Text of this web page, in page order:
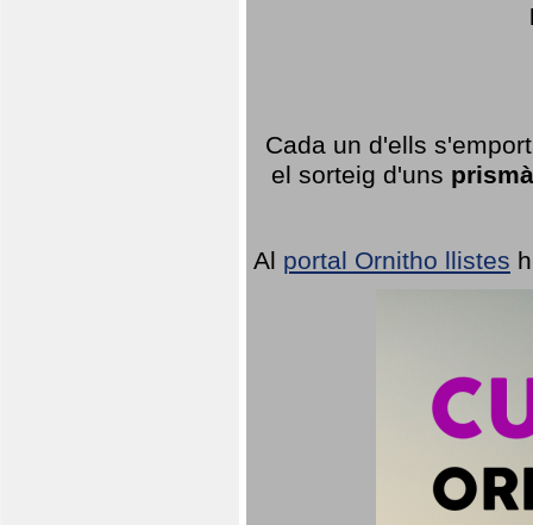
Cada un d'ells
el sorteig d'uns
Al portal Ornitho llistes